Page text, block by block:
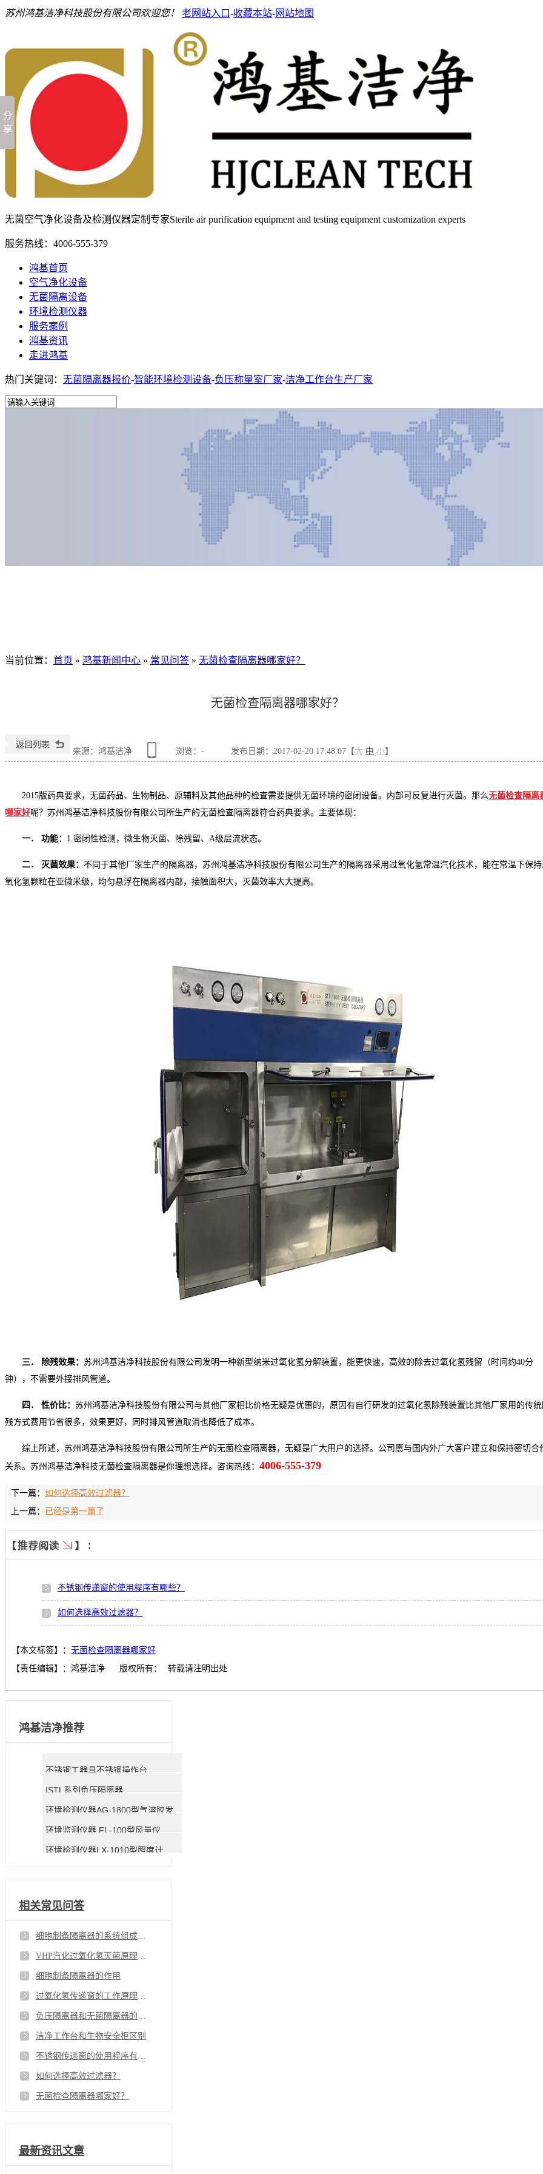
苏州鸿基洁净科技股份有限公司欢迎您！ 老网站入口-收藏本站-网站地图
无菌空气净化设备及检测仪器定制专家Sterile air purification equipment and testing equipment customization experts
服务热线： 4006-555-379
鸿基首页
空气净化设备
无菌隔离设备
环境检测仪器
服务案例
鸿基资讯
走进鸿基
热门关键词： 无菌隔离器报价-智能环境检测设备-负压称量室厂家-洁净工作台生产厂家
当前位置 ： 首页 » 鸿基新闻中心 » 常见问答 » 无菌检查隔离器哪家好？
无菌检查隔离器哪家好？
来源：鸿基洁净 浏览： - 发布日期：2017-02-20 17:48:07【大 中 小】
2015版药典要求，无菌药品、生物制品、原辅料及其他品种的检查需要提供无菌环境的密闭设备。内部可反复进行灭菌。那么无菌检查隔离
哪家好呢？苏州鸿基洁净科技股份有限公司所生产的无菌检查隔离器符合药典要求。主要体现：
一． 功能： 1.密闭性检测，微生物灭菌、除残留、A级层流状态。
二． 灭菌效果： 不同于其他厂家生产的隔离器，苏州鸿基洁净科技股份有限公司生产的隔离器采用过氧化氢常温汽化技术，能在常温下保
氧化氢颗粒在亚微米级，均匀悬浮在隔离器内部，接触面积大，灭菌效率大大提高。
三． 除残效果： 苏州鸿基洁净科技股份有限公司发明一种新型纳米过氧化氢分解装置，能更快速，高效的除去过氧化氢残留（时间约40分
钟），不需要外接排风管道。
四． 性价比： 苏州鸿基洁净科技股份有限公司与其他厂家相比价格无疑是优惠的，原因有自行研发的过氧化氢除残装置比其他厂家用的传
残方式费用节省很多，效果更好，同时排风管道取消也降低了成本。
综上所述，苏州鸿基洁净科技股份有限公司所生产的无菌检查隔离器，无疑是广大用户的选择。公司愿与国内外广大客户建立和保持密切合
关系。苏州鸿基洁净科技无菌检查隔离器是你理想选择。咨询热线： 4006-555-379
下一篇： 如何选择高效过滤器？
上一篇：
已经是第一篇了
不锈钢传递窗的使用程序有哪些？
如何选择高效过滤器？
【本文标签】： 无菌检查隔离器哪家好
【责任编辑】： 鸿基洁净 版权所有： 转载请注明出处
鸿基洁净推荐
不锈钢工器具不锈钢操作台
ISTL系列负压隔离器
环境监测仪器 FL-100型风量仪
环境检测仪器LX-1010型照度计
相关常见问答
细胞制备隔离器的作用
洁净工作台和生物安全柜区别
如何选择高效过滤器？
无菌检查隔离器哪家好？
最新资讯文章